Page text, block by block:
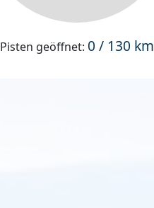
Pisten geöffnet: 0 / 130 km